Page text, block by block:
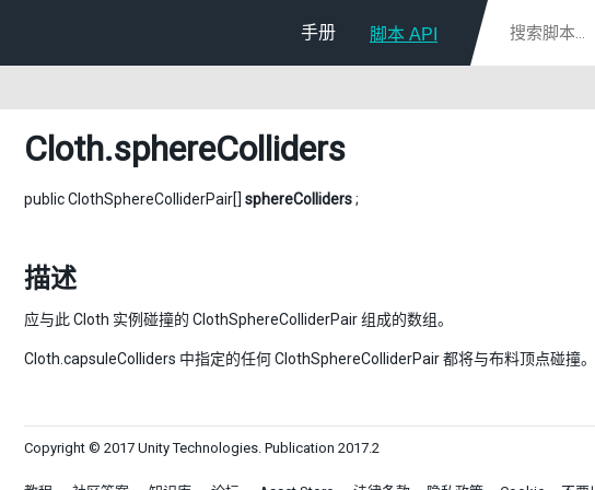
手册 脚本 API
Cloth.sphereColliders
public ClothSphereColliderPair[] sphereColliders;
描述
应与此 Cloth 实例碰撞的 ClothSphereColliderPair 组成的数组。
Cloth.capsuleColliders 中指定的任何 ClothSphereColliderPair 都将与布料顶点碰撞。
Copyright © 2017 Unity Technologies. Publication 2017.2